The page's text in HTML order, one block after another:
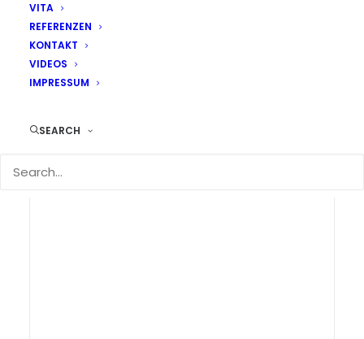
VITA
REFERENZEN
KONTAKT
VIDEOS
IMPRESSUM
SEARCH